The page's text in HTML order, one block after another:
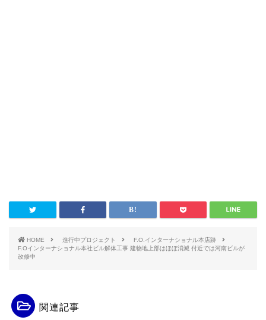
HOME 進行中プロジェクト
F.O.インターナショナル本店跡
F.Oインターナショナル本社ビル解体工事 建物地上部はほぼ消滅 付近では河南ビルが
改修中
関連記事